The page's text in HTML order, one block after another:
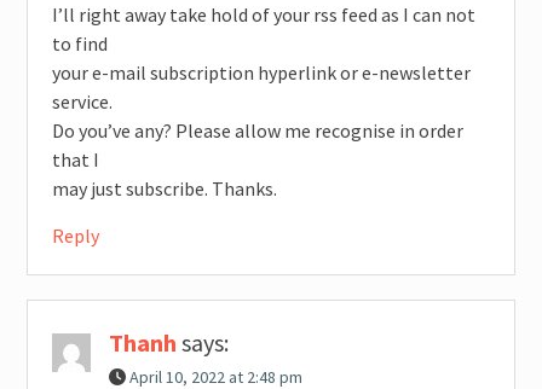
I’ll right away take hold of your rss feed as I can not
to find
your e-mail subscription hyperlink or e-newsletter
service.
Do you’ve any? Please allow me recognise in order
that I
may just subscribe. Thanks.
Reply
Thanh says:
April 10, 2022 at 2:48 pm